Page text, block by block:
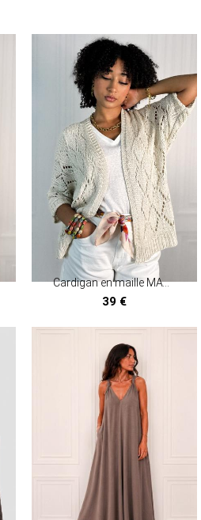
Cardigan en maille MAYENNE
39 €